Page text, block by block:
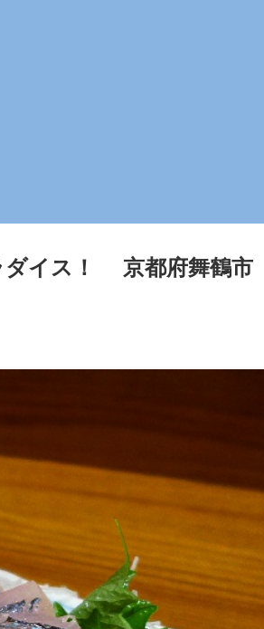
ダイス！ 京都府舞鶴市